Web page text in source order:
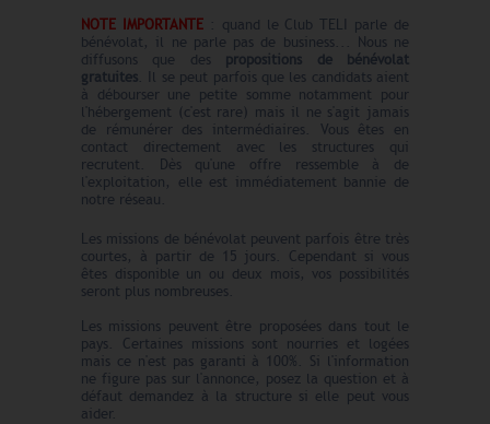
NOTE IMPORTANTE : quand le Club TELI parle de
bénévolat, il ne parle pas de business... Nous ne
diffusons que des propositions de bénévolat
gratuites. Il se peut parfois que les candidats aient
à débourser une petite somme notamment pour
l'hébergement (c'est rare) mais il ne s'agit jamais
de rémunérer des intermédiaires. Vous êtes en
contact directement avec les structures qui
recrutent. Dès qu'une offre ressemble à de
l'exploitation, elle est immédiatement bannie de
notre réseau.
Les missions de bénévolat peuvent parfois être très
courtes, à partir de 15 jours. Cependant si vous
êtes disponible un ou deux mois, vos possibilités
seront plus nombreuses.
Les missions peuvent être proposées dans tout le
pays. Certaines missions sont nourries et logées
mais ce n'est pas garanti à 100%. Si l'information
ne figure pas sur l'annonce, posez la question et à
défaut demandez à la structure si elle peut vous
aider.